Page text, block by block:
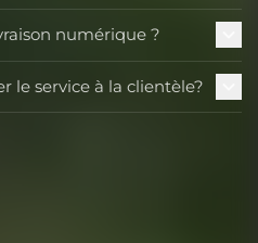
numérique ?
le service à la clientèle?